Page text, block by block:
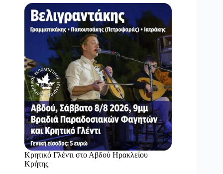
Κρητικό Γλέντι στο Αβδού Ηρακλείου
Κρήτης